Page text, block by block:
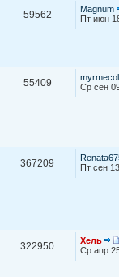
59562
Magnum
Пт июн
55409
Ср сен
367209
Пт сен
322950
Хель
Ср апр